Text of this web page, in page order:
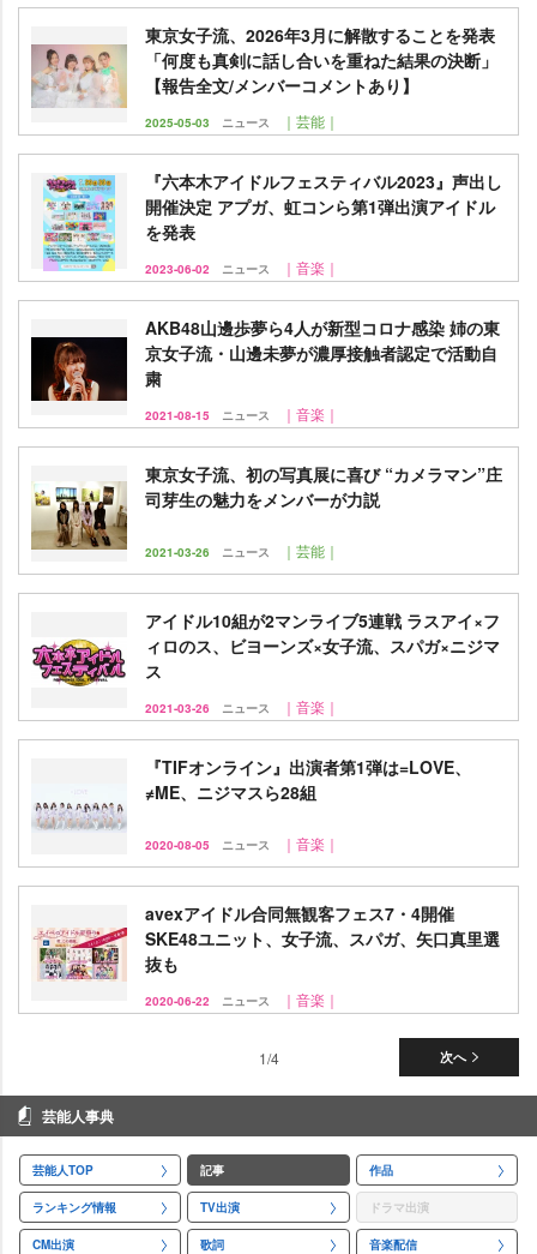
東京女子流、2026年3月に解散することを発表
「何度も真剣に話し合いを重ねた結果の決断」
【報告全文/メンバーコメントあり】
2025-05-03 ニュース ｜芸能｜
『六本木アイドルフェスティバル2023』声出し
開催決定 アプガ、虹コンら第1弾出演アイドル
を発表
2023-06-02 ニュース ｜音楽｜
AKB48山邊歩夢ら4人が新型コロナ感染 姉の東
京女子流・山邊未夢が濃厚接触者認定で活動自
粛
2021-08-15 ニュース ｜音楽｜
東京女子流、初の写真展に喜び “カメラマン”庄
司芽生の魅力をメンバーが力説
2021-03-26 ニュース ｜芸能｜
アイドル10組が2マンライブ5連戦 ラスアイ×フ
ィロのス、ビヨーンズ×女子流、スパガ×ニジマ
ス
2021-03-26 ニュース ｜音楽｜
『TIFオンライン』出演者第1弾は=LOVE、
≠ME、ニジマスら28組
2020-08-05 ニュース ｜音楽｜
avexアイドル合同無観客フェス7・4開催
SKE48ユニット、女子流、スパガ、矢口真里選
抜も
2020-06-22 ニュース ｜音楽｜
次へ
1/4
芸能人事典
芸能人TOP 記事 作品
ランキング情報 TV出演 ドラマ出演
CM出演 歌詞 音楽配信